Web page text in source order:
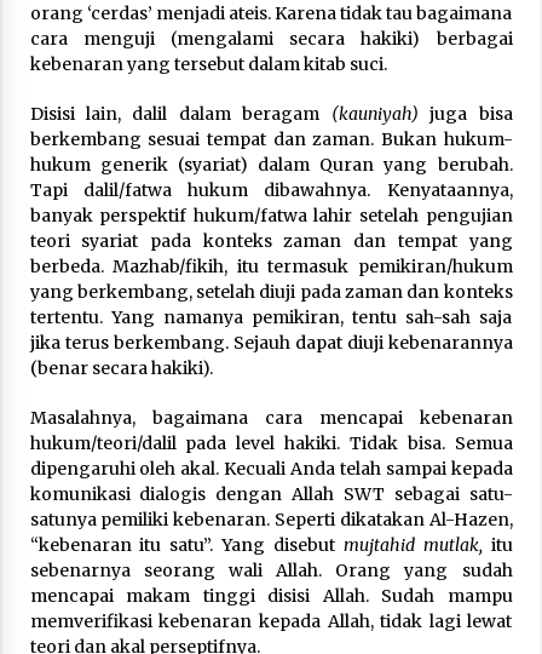
orang ‘cerdas’ menjadi ateis. Karena tidak tau bagaimana
cara menguji (mengalami secara hakiki) berbagai
kebenaran yang tersebut dalam kitab suci.
Disisi lain, dalil dalam beragam (kauniyah)juga bisa
berkembang sesuai tempat dan zaman. Bukan hukum-
hukum generik (syariat) dalam Quran yang berubah.
Tapi dalil/fatwa hukum dibawahnya. Kenyataannya,
banyak perspektif hukum/fatwa lahir setelah pengujian
teori syariat pada konteks zaman dan tempat yang
berbeda. Mazhab/fikih, itu termasuk pemikiran/hukum
yang berkembang, setelah diuji pada zaman dan konteks
tertentu. Yang namanya pemikiran, tentu sah-sah saja
jika terus berkembang. Sejauh dapat diuji kebenarannya
(benar secara hakiki).
Masalahnya, bagaimana cara mencapai kebenaran
hukum/teori/dalil pada level hakiki. Tidak bisa. Semua
dipengaruhi oleh akal. Kecuali Anda telah sampai kepada
komunikasi dialogis dengan Allah SWT sebagai satu-
satunya pemiliki kebenaran. Seperti dikatakan Al-Hazen,
“kebenaran itu satu”. Yang disebut mujtahid mutlak, itu
sebenarnya seorang wali Allah. Orang yang sudah
mencapai makam tinggi disisi Allah. Sudah mampu
memverifikasi kebenaran kepada Allah, tidak lagi lewat
teori dan akal perseptifnya.